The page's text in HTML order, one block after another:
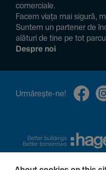
comer­ciale.
Facem viața mai sigură,
Suntem un partener de
alături de tine pe tot
Despre noi
Urmă­rește-ne!